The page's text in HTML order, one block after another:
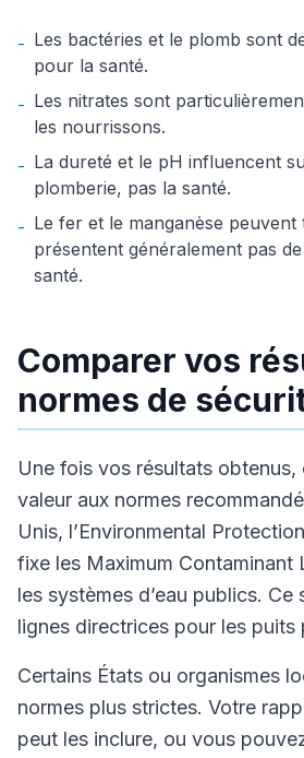
- Les bactéries et le plomb sont
pour la santé.
- Les nitrates sont
les nourrissons.
- La dureté et le pH influencent
plomberie, pas la santé.
- Le fer et le manganèse peuvent
présentent généralement pas
santé.
Comparer vos
normes de
Une fois vos résultats
valeur aux normes
Unis, l’Environmental
fixe les Maximum
les systèmes d’eau publics.
lignes directrices pour les puits
Certains États ou organismes
normes plus strictes. Votre
peut les inclure, ou vous